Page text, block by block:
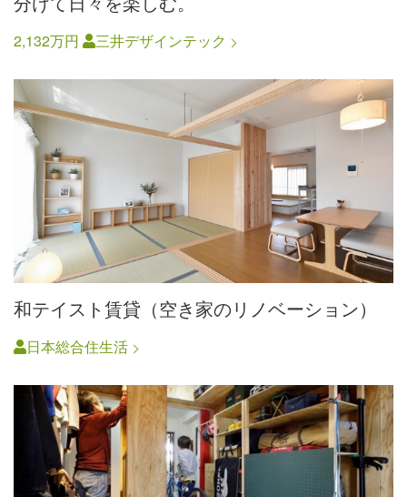
2,132万円 三井デザインテック
和テイスト賃貸（空き家のリノベーション）
日本総合住生活